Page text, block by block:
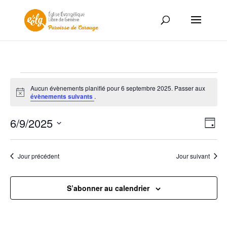
Évènements
for
septembre
2025
Notice
Aucun évènements planifié pour 6 septembre 2025. Passer aux
évènements suivants .
par
de
Jour
6/9/2025
date.Jour précédent Jour suivant
S’abonner au calendrier